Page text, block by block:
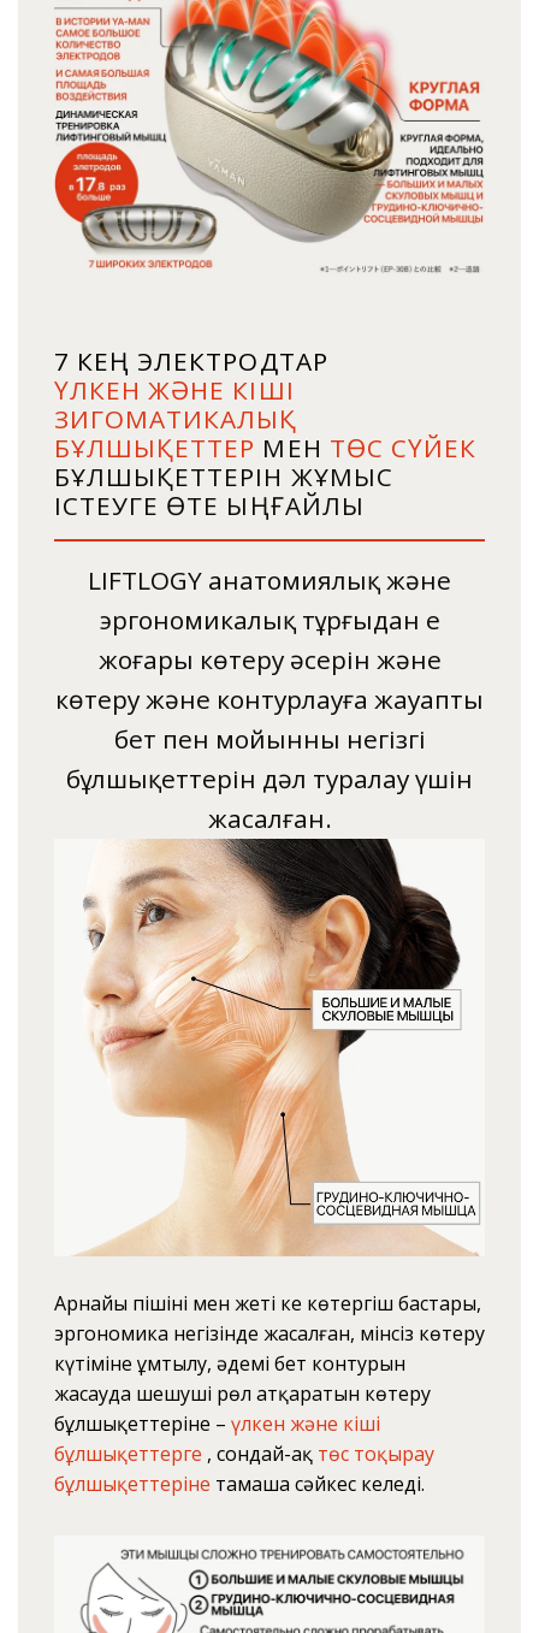
7 КЕҢ ЭЛЕКТРОДТАР
ҮЛКЕН ЖӘНЕ КІШІ
ЗИГОМАТИКАЛЫҚ
БҰЛШЫҚЕТТЕР МЕН ТӨС СҮЙЕК
БҰЛШЫҚЕТТЕРІН ЖҰМЫС
ІСТЕУГЕ ӨТЕ ЫҢҒАЙЛЫ
LIFTLOGY анатомиялық және
эргономикалық тұрғыдан ең
жоғары көтеру әсерін және
көтеру және контурлауға жауапты
бет пен мойынның негізгі
бұлшықеттерін дәл туралау үшін
жасалған.
Арнайы пішіні мен жеті кең көтергіш бастары,
эргономика негізінде жасалған, мінсіз көтеру
күтіміне ұмтылу, әдемі бет контурын
жасауда шешуші рөл атқаратын көтеру
бұлшықеттеріне – үлкен және кіші
бұлшықеттерге , сондай-ақ төс тоқырау
бұлшықеттеріне тамаша сәйкес келеді.